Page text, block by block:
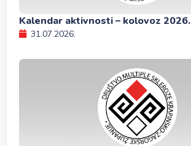
Kalendar aktivnosti – kolovoz 2026.
31.07.2026.